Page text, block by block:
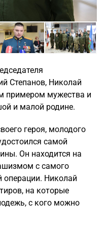
Степанов, Николай
примером мужества и
и малой родине.
героя, молодого
самой
Он находится на
с самого
операции. Николай
на которые
с кого можно